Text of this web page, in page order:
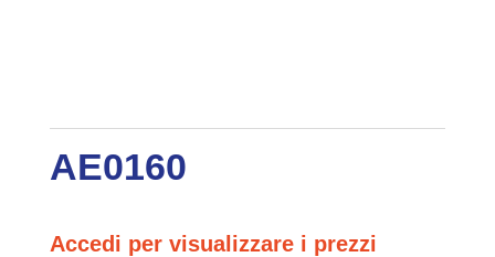
AE0160
Accedi per visualizzare i prezzi